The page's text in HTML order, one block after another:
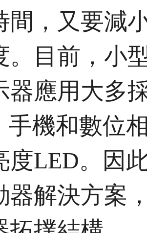
間，又要減
。目前，小
器應用大多
手機和數位
度LED。因
器解決方案